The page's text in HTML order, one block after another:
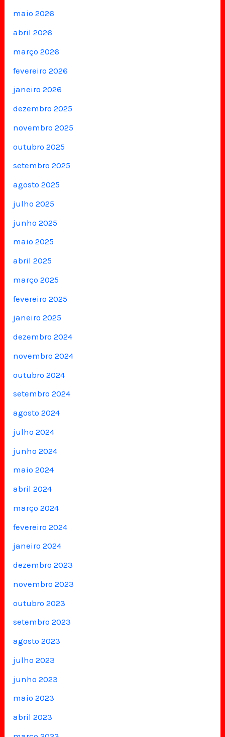
maio 2026
abril 2026
março 2026
fevereiro 2026
janeiro 2026
dezembro 2025
novembro 2025
outubro 2025
setembro 2025
agosto 2025
julho 2025
junho 2025
maio 2025
abril 2025
março 2025
fevereiro 2025
janeiro 2025
dezembro 2024
novembro 2024
outubro 2024
setembro 2024
agosto 2024
julho 2024
junho 2024
maio 2024
abril 2024
março 2024
fevereiro 2024
janeiro 2024
dezembro 2023
novembro 2023
outubro 2023
setembro 2023
agosto 2023
julho 2023
junho 2023
maio 2023
abril 2023